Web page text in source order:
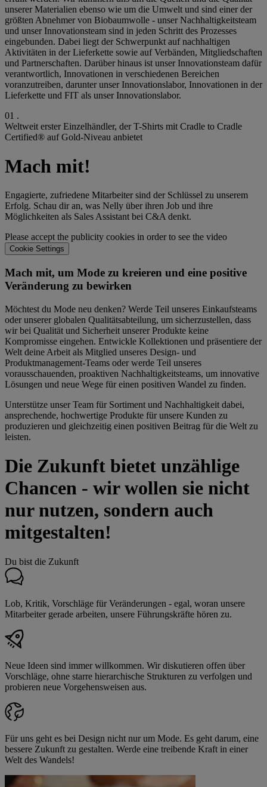
unserer Materialien ebenso wie um die Umwelt und sind einer der
größten Abnehmer von Biobaumwolle - unser Nachhaltigkeitsteam
und unser Innovationsteam sind in jeden Schritt des Prozesses
eingebunden. Dabei liegt der Schwerpunkt auf nachhaltigen
Aktivitäten in der Lieferkette sowie auf Verbänden, Mitgliedschaften
und Partnerschaften. Darüber hinaus ist unser Innovationsteam dafür
verantwortlich, Innovationen in verschiedenen Bereichen
voranzutreiben, darunter unser Innovationslabor, Innovationen in der
Lieferkette und FIT als unser Innovationslabor.
01 .
Weltweit erster Einzelhändler, der T-Shirts mit Cradle to Cradle
Certified® auf Gold-Niveau anbietet
Mach mit!
Engagierte, zufriedene Mitarbeiter sind der Schlüssel zu unserem
Erfolg. Schau dir an, was Nelly über ihren Job und ihre
Möglichkeiten als Sales Assistant bei C&A denkt.
Please accept the publicity cookies in order to see the video
Cookie Settings
Mach mit, um Mode zu kreieren und eine positive
Veränderung zu bewirken
Möchtest du Mode neu denken? Werde Teil unseres Einkaufsteams
oder unserer globalen Qualitätsabteilung, um sicherzustellen, dass
wir bei Qualität und Sicherheit unserer Produkte keine
Kompromisse eingehen. Entwickle Kollektionen und präsentiere der
Welt deine Arbeit als Mitglied unseres Design- und
Produktmanagement-Teams oder werde Teil unseres
vorausschauenden, proaktiven Nachhaltigkeitsteams, um innovative
Lösungen und neue Wege für einen positiven Wandel zu finden.
Unterstütze unser Team für Sortiment und Nachhaltigkeit dabei,
ansprechende, hochwertige Produkte für unsere Kunden zu
produzieren und gleichzeitig einen positiven Beitrag für die Welt zu
leisten.
Die Zukunft bietet unzählige
Chancen - wir wollen sie nicht
nur nutzen, sondern auch
mitgestalten!
Du bist die Zukunft
Lob, Kritik, Vorschläge für Veränderungen - egal, woran unsere
Mitarbeiter gerade arbeiten, unsere Führungskräfte hören zu.
Neue Ideen sind immer willkommen. Wir diskutieren offen über
Vorschläge, ohne starre hierarchische Strukturen zu verfolgen und
probieren neue Vorgehensweisen aus.
Für uns geht es bei Design nicht nur um Mode. Es geht darum, eine
bessere Zukunft zu gestalten. Werde eine treibende Kraft in einer
Welt des Wandels!